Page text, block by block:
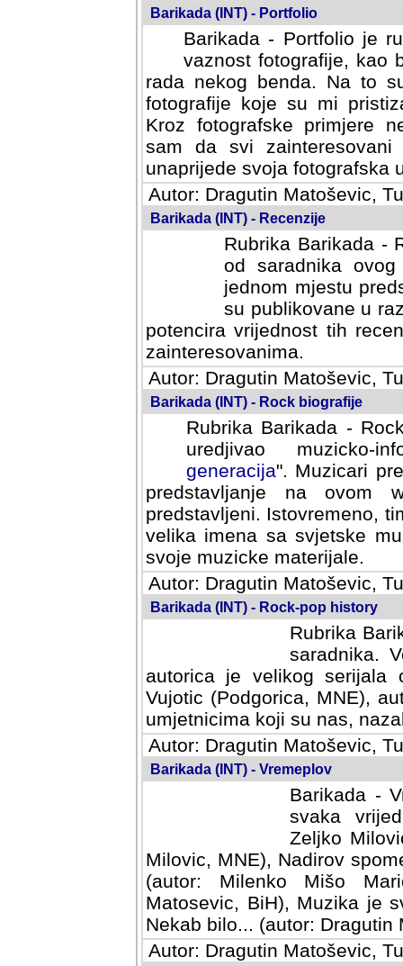
Barikada (INT) - Portfolio
Barikada - Portfolio je
vaznost fotografije, kao
rada nekog benda. Na to
fotografije koje su mi
fotografske primjere
svi zainteresovani
svoja fotografska umijeca.
Autor: Dragutin Matoševic,
Barikada (INT) - Recenzije
Rubrika Barikada -
od saradnika
jednom mjestu
su publikovane u
potencira vrijednost tih
zainteresovanima.
Autor: Dragutin Matoševic,
Barikada (INT) - Rock biografije
Rubrika Barikada -
uredjivao muzicko-
Muzicari predstavljeni u
na ovom web portalu
Istovremeno, tim nacinom
sa svjetske muzicke scene
materijale.
Autor: Dragutin Matoševic,
Barikada (INT) - Rock-pop history
Rubrika
saradnika.
autorica je velikog serijala
Vujotic (Podgorica, MNE),
umjetnicima koji su nas,
Autor: Dragutin Matoševic,
Barikada (INT) - Vremeplov
Barikada -
svaka
Milovic,
MNE), Nadirov spomenar
Milenko Mišo Maric, UK),
Muzika je svirala (autor:
(autor: Dragutin Matosevic,
Autor: Dragutin Matoševic,